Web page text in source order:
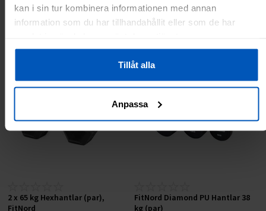
kan i sin tur kombinera informationen med annan
information som du har tillhandahållit eller som de har
Tillåt alla
Anpassa
Lägg till i varukorgen Lägg till i varukorgen
2 x 65 kg Hexhantlar (par),
FitNord
RABATT 25 %
FitNord Diamond PU Hantlar 38
kg (par)